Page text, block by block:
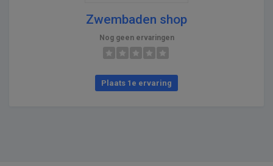
Zwembaden shop
Nog geen ervaringen
Plaats 1e ervaring